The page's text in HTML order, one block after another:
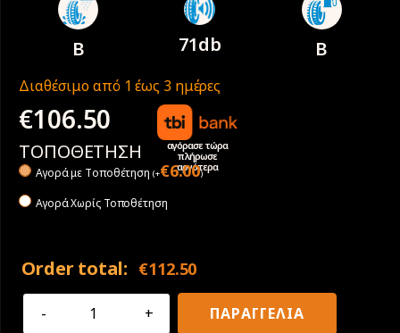
B 71db B
Διαθέσιμο από 1 έως 3 ημέρες
€106.50
αγόρασε τώρα
πλήρωσε
αργότερα
ΤΟΠΟΘΕΤΗΣΗ
Αγορά με Tοποθέτηση (+€6.00)
Αγορά Χωρίς Τοποθέτηση
Order total: €112.50
205/55R17
ΠΑΡΑΓΓΕΛΙΑ